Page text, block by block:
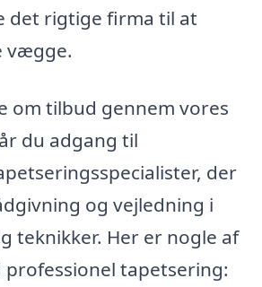
det rigtige firma til at
vægge.
om tilbud gennem vores
du adgang til
der
og vejledning i
teknikker. Her er nogle af
professionel tapetsering: